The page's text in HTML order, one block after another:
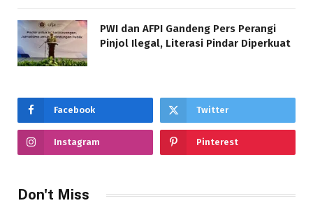
PWI dan AFPI Gandeng Pers Perangi
Pinjol Ilegal, Literasi Pindar Diperkuat
Facebook Twitter
Instagram Pinterest
Don't Miss